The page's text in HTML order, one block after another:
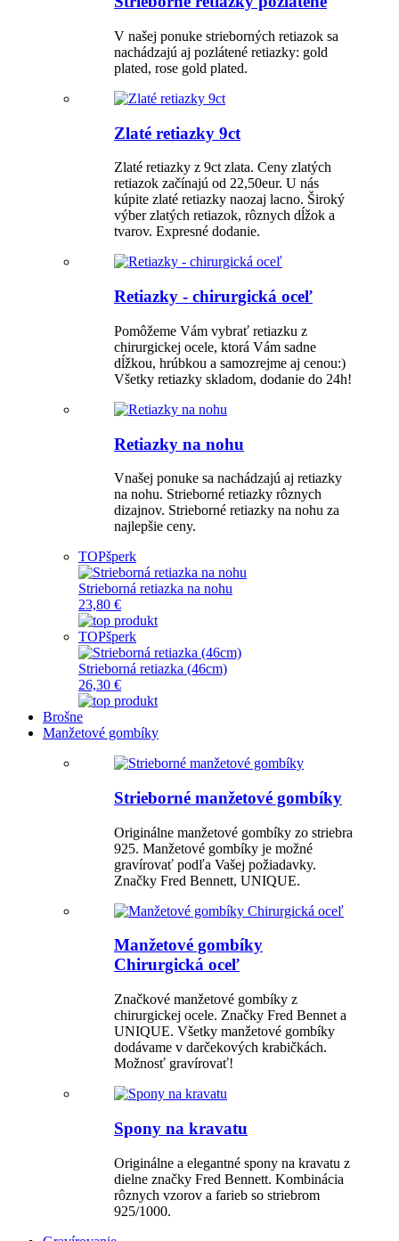
V našej ponuke strieborných retiazok sa
nachádzajú aj pozlátené retiazky: gold
plated, rose gold plated.
Zlaté retiazky 9ct
Zlaté retiazky z 9ct zlata. Ceny zlatých
retiazok začínajú od 22,50eur. U nás
kúpite zlaté retiazky naozaj lacno. Široký
výber zlatých retiazok, rôznych dĺžok a
tvarov. Expresné dodanie.
Retiazky - chirurgická oceľ
Pomôžeme Vám vybrať retiazku z
chirurgickej ocele, ktorá Vám sadne
dĺžkou, hrúbkou a samozrejme aj cenou:)
Všetky retiazky skladom, dodanie do 24h!
Retiazky na nohu
Vnašej ponuke sa nachádzajú aj retiazky
na nohu. Strieborné retiazky rôznych
dizajnov. Strieborné retiazky na nohu za
najlepšie ceny.
TOPšperk
Strieborná retiazka na nohu
23,80 €
TOPšperk
Strieborná retiazka (46cm)
26,30 €
Brošne
Manžetové gombíky
Strieborné manžetové gombíky
Originálne manžetové gombíky zo striebra
925. Manžetové gombíky je možné
gravírovať podľa Vašej požiadavky.
Značky Fred Bennett, UNIQUE.
Manžetové gombíky
Chirurgická oceľ
Značkové manžetové gombíky z
chirurgickej ocele. Značky Fred Bennet a
UNIQUE. Všetky manžetové gombíky
dodávame v darčekových krabičkách.
Možnosť gravírovať!
Spony na kravatu
Originálne a elegantné spony na kravatu z
dielne značky Fred Bennett. Kombinácia
rôznych vzorov a farieb so striebrom
925/1000.